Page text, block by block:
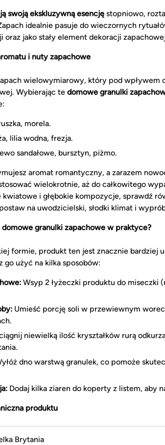
swoją ekskluzywną esencję stopniowo,
idealnie pasuje do wieczornych
oraz jako stały element dekoracji
i nuty zapachowe
wielowymiarowy, który pod wpływem
Wybierając te domowe granulki
morela.
lilia wodna, frezja.
sandałowe, bursztyn, piżmo.
aromat romantyczny, a zarazem
wielokrotnie, aż do całkowitego
kwiatowe i głębokie kompozycje, sprawdź
na uwodzicielski, słodki klimat i
granulki zapachowe w praktyce?
formie, produkt ten jest znacznie bardziej
go użyć na kilka sposobów:
Wsyp 2 łyżeczki produktu do miseczki
Umieść porcję soli w przewiewnym
niewielką ilość kryształków rurą
dno warstwą granulek, co pomoże
Dodaj kilka ziaren do koperty z listem, aby
produktu
Brytania